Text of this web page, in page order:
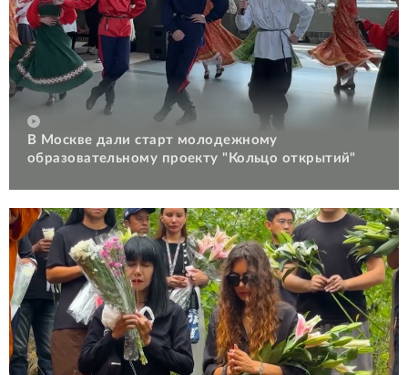
В Москве дали старт молодежному
образовательному проекту "Кольцо открытий"